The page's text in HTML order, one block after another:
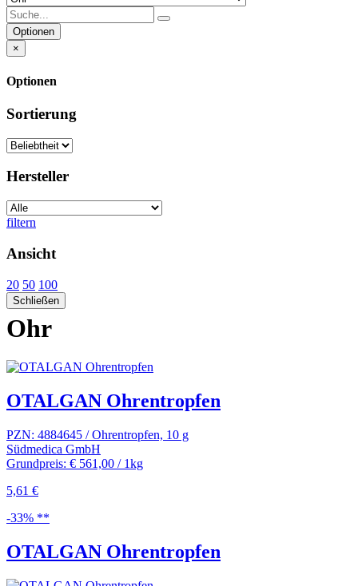
Optionen
×
Optionen
Sortierung
Hersteller
filtern
Ansicht
20 50 100
Schließen
Ohr
OTALGAN Ohrentropfen
PZN: 4884645 / Ohrentropfen, 10 g
Südmedica GmbH
Grundpreis: € 561,00 / 1kg
5,61 €
-33% **
OTALGAN Ohrentropfen